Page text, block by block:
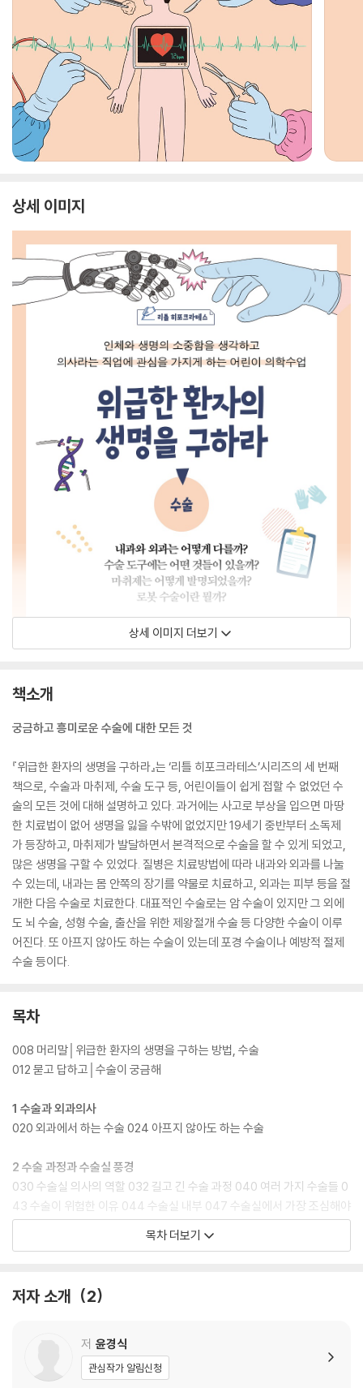
상세 이미지
상세 이미지 더보기
책소개
궁금하고 흥미로운 수술에 대한 모든 것
『위급한 환자의 생명을 구하라』는 ‘리틀 히포크라테스’시리즈의 세 번째
책으로, 수술과 마취제, 수술 도구 등, 어린이들이 쉽게 접할 수 없었던 수
술의 모든 것에 대해 설명하고 있다. 과거에는 사고로 부상을 입으면 마땅
한 치료법이 없어 생명을 잃을 수밖에 없었지만 19세기 중반부터 소독제
가 등장하고, 마취제가 발달하면서 본격적으로 수술을 할 수 있게 되었고,
많은 생명을 구할 수 있었다. 질병은 치료방법에 따라 내과와 외과를 나눌
수 있는데, 내과는 몸 안쪽의 장기를 약물로 치료하고, 외과는 피부 등을 절
개한 다음 수술로 치료한다. 대표적인 수술로는 암 수술이 있지만 그 외에
도 뇌 수술, 성형 수술, 출산을 위한 제왕절개 수술 등 다양한 수술이 이루
어진다. 또 아프지 않아도 하는 수술이 있는데 포경 수술이나 예방적 절제
수술 등이다.
목차
008 머리말│위급한 환자의 생명을 구하는 방법, 수술
012 묻고 답하고│수술이 궁금해
1 수술과 외과의사
020 외과에서 하는 수술 024 아프지 않아도 하는 수술
2 수술 과정과 수술실 풍경
030 수술실 의사의 역할 032 길고 긴 수술 과정 040 여러 가지 수술들 0
43 수술이 위험한 이유 044 수술실 내부 047 수술실에서 가장 조심해야
하는 감염 048 소독의 중요성을 강조한 제멜바이스
068 수술로봇 다빈치 072 놀라운 수술 도구들 077 진료과마다 특별한
목차 더보기
저자 소개 2
저 윤경식
관심작가 알림신청